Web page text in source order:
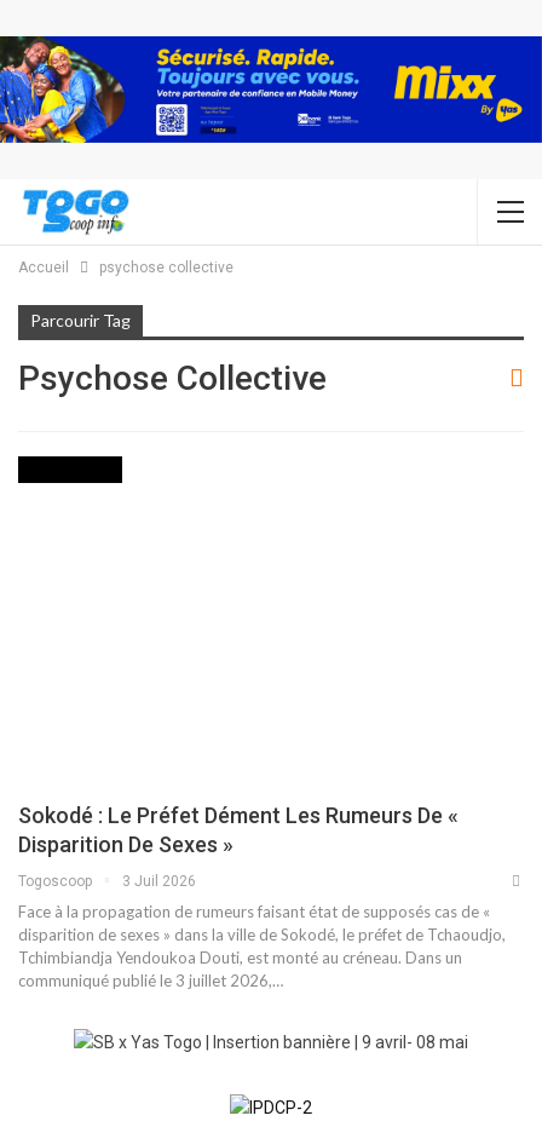
Accueil psychose collective
Parcourir Tag
Psychose Collective
Sokodé : Le Préfet Dément Les Rumeurs De «
Disparition De Sexes »
Togoscoop 3 Juil 2026
Face à la propagation de rumeurs faisant état de supposés cas de «
disparition de sexes » dans la ville de Sokodé, le préfet de Tchaoudjo,
Tchimbiandja Yendoukoa Douti, est monté au créneau. Dans un
communiqué publié le 3 juillet 2026,…